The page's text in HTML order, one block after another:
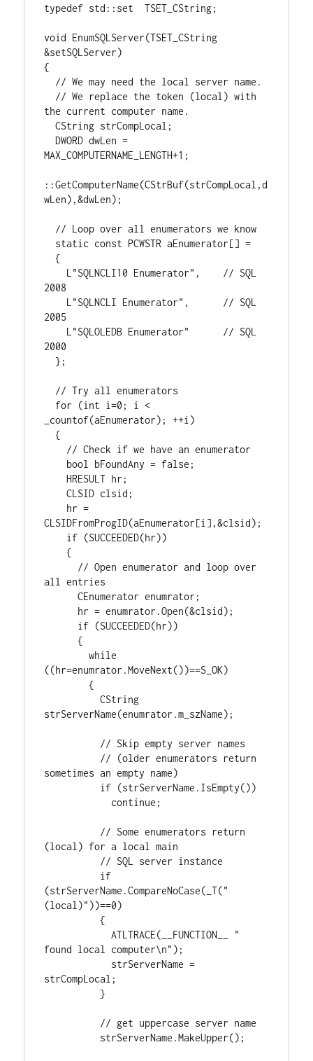
typedef std::set
  TSET_CString;
void EnumSQLServer(TSET_CString
&setSQLServer)
{
the current computer name.
  CString strCompLocal;
  DWORD dwLen =
MAX_COMPUTERNAME_LENGTH+1;
::GetComputerName(CStrBuf(strCompLocal,d
wLen),&dwLen);
  {
2008
2005
2000
  };
_countof(aEnumerator); ++i)
  {
    HRESULT hr;
    CLSID clsid;
CLSIDFromProgID(aEnumerator[i],&clsid);
    {
all entries
      CEnumerator enumrator;
      {
        while
((hr=enumrator.MoveNext())==S_OK)
        {
          CString
strServerName(enumrator.m_szName);
sometimes an empty name)
(local) for a local main
(strServerName.CompareNoCase(_T("
(local)"))==0)
          {
            ATLTRACE(__FUNCTION__ "
found local computer\n");
strCompLocal;
          }